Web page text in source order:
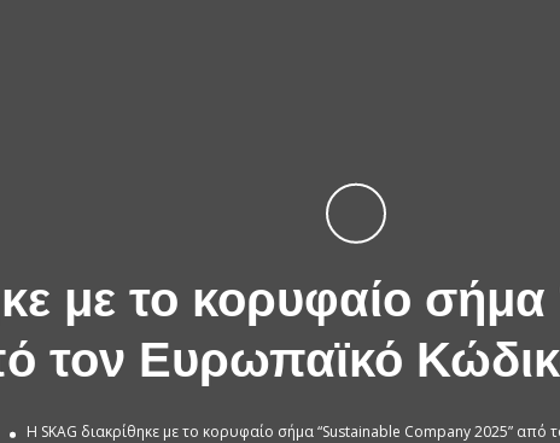
με το κορυφαίο
τον Ευρωπαϊκό
Η SKAG διακρίθηκε με το κορυφαίο σήμα “Sustainable Company 2025” από